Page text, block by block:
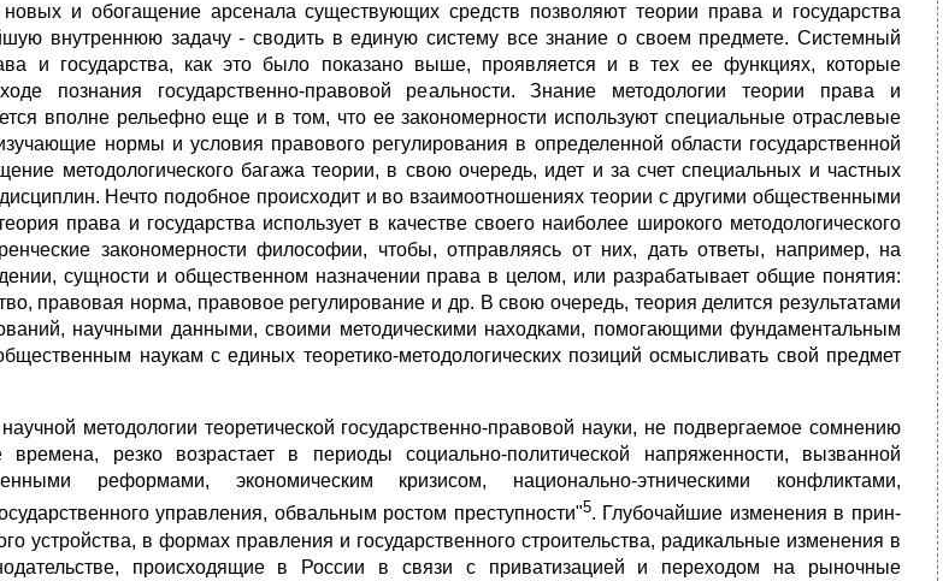
и обогащение арсенала существую­щих средств позволяют теории права и государства
внутреннюю задачу - сводить в единую систему все знание о своем предмете. Системный
и го­сударства, как это было показано выше, проявляется и в тех ее функциях, которые
познания государст­венно-правовой реальности. Знание методологии теории права и
вполне рельефно еще и в том, что ее за­кономерности используют специальные отраслевые
нормы и условия правового регулирования в определенной области государственной
методологического багажа теории, в свою очередь, идет и за счет специальных и частных
Нечто подобное происходит и во взаимоотношениях теории с другими общественными
права и государства использует в качестве своего наиболее широкого методологического
закономерности философии, чтобы, отправляясь от них, дать ответы, например, на
сущности и общественном назначении права в целом, или разрабатывает общие понятия:
правовая норма, правовое регулирование и др. В свою оче­редь, теория делится результатами
на­учными данными, своими методическими находками, помогаю­щими фундаментальным
на­укам с единых теоретико-методологических позиций осмысливать свой предмет
методологии теоретической госу­дарственно-правовой науки, не подвергаемое сомнению
резко возрастает в периоды социально-поли­тической напряженности, вызванной
реформами, экономическим кризисом, национально-этническими конфликтами,
управления, обвальным ростом преступности"5. Глубочайшие изменения в прин­
устройства, в формах правления и госу­дарственного строительства, радикальные изменения в
происходящие в России в связи с прива­тизацией и переходом на рыночные